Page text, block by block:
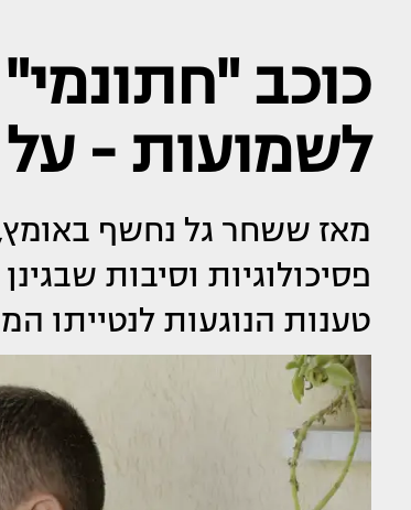
כוכב
לשמועות - על
מאז ששחר גל נחשף
פסיכולוגיות וסיבות
טענות הנוגעות לנטייתו